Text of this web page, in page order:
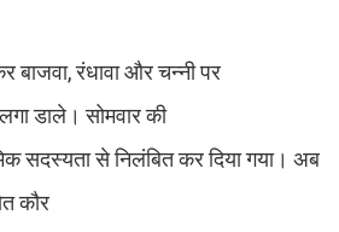
बाजवा, रंधावा और चन्नी पर
डाले। सोमवार की
सदस्यता से निलंबित कर दिया गया। अब
कौर